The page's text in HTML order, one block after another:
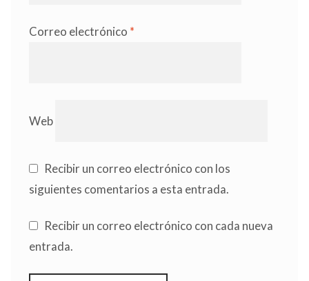
Correo electrónico *
Web
Recibir un correo electrónico con los
siguientes comentarios a esta entrada.
Recibir un correo electrónico con cada nueva
entrada.